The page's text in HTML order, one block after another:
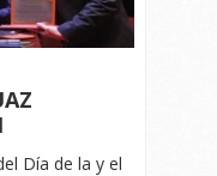
Día de la y el